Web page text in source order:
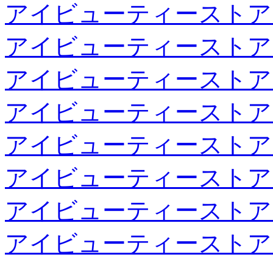
アイビューティースト
アイビューティースト
アイビューティースト
アイビューティースト
アイビューティースト
アイビューティースト
アイビューティースト
アイビューティースト